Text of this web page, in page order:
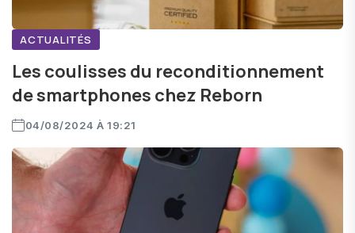
ACTUALITÉS
Les coulisses du reconditionnement
de smartphones chez Reborn
04/08/2024 À 19:21